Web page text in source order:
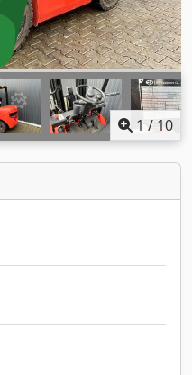
1 / 10